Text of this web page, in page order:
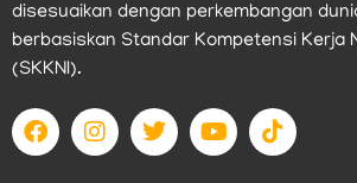
disesuaikan dengan perkembangan
berbasiskan Standar Kompetensi Kerja
(SKKNI).
F
a
c
I
n
s
T
w
i
Y
o
u
T
i
k